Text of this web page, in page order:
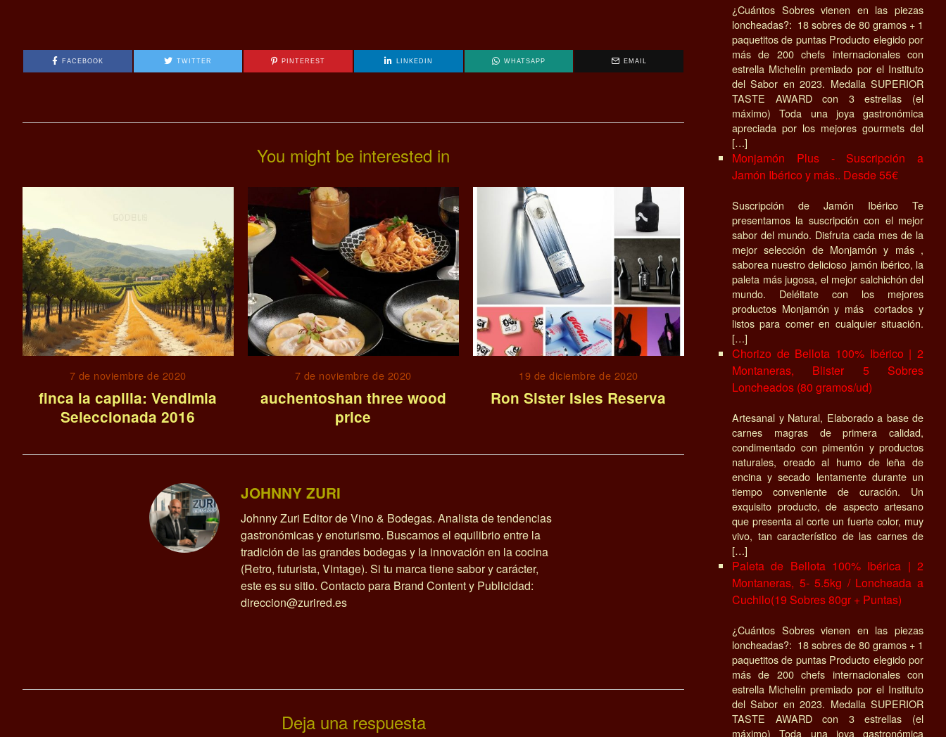
FACEBOOK TWITTER PINTEREST LINKEDIN WHATSAPP EMAIL
You might be interested in
7 de noviembre de 2020
finca la capilla: Vendimia
Seleccionada 2016
7 de noviembre de 2020
auchentoshan three wood
price
19 de diciembre de 2020
Ron Sister Isles Reserva
JOHNNY ZURI
Johnny Zuri Editor de Vino & Bodegas. Analista de tendencias
gastronómicas y enoturismo. Buscamos el equilibrio entre la
tradición de las grandes bodegas y la innovación en la cocina
(Retro, futurista, Vintage). Si tu marca tiene sabor y carácter,
este es su sitio. Contacto para Brand Content y Publicidad:
direccion@zurired.es
Deja una respuesta
¿Cuántos Sobres vienen en las piezas
loncheadas?: 18 sobres de 80 gramos + 1
paquetitos de puntas Producto elegido por
más de 200 chefs internacionales con
estrella Michelín premiado por el Instituto
del Sabor en 2023. Medalla SUPERIOR
TASTE AWARD con 3 estrellas (el
máximo) Toda una joya gastronómica
apreciada por los mejores gourmets del
[…]
Monjamón Plus - Suscripción a
Jamón Ibérico y más.. Desde 55€
Suscripción de Jamón Ibérico Te
presentamos la suscripción con el mejor
sabor del mundo. Disfruta cada mes de la
mejor selección de Monjamón y más ,
saborea nuestro delicioso jamón ibérico, la
paleta más jugosa, el mejor salchichón del
mundo. Deléitate con los mejores
productos Monjamón y más cortados y
listos para comer en cualquier situación.
[…]
Chorizo de Bellota 100% Ibérico | 2
Montaneras, Blister 5 Sobres
Loncheados (80 gramos/ud)
Artesanal y Natural, Elaborado a base de
carnes magras de primera calidad,
condimentado con pimentón y productos
naturales, oreado al humo de leña de
encina y secado lentamente durante un
tiempo conveniente de curación. Un
exquisito producto, de aspecto artesano
que presenta al corte un fuerte color, muy
vivo, tan característico de las carnes de
[…]
Paleta de Bellota 100% Ibérica | 2
Montaneras, 5- 5.5kg / Loncheada a
Cuchilo(19 Sobres 80gr + Puntas)
¿Cuántos Sobres vienen en las piezas
loncheadas?: 18 sobres de 80 gramos + 1
paquetitos de puntas Producto elegido por
más de 200 chefs internacionales con
estrella Michelín premiado por el Instituto
del Sabor en 2023. Medalla SUPERIOR
TASTE AWARD con 3 estrellas (el
máximo) Toda una joya gastronómica